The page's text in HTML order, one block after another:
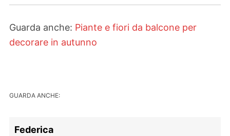
Guarda anche: Piante e fiori da balcone per
decorare in autunno
GUARDA ANCHE:
Federica